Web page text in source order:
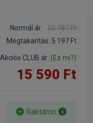
Normál ár:
20 787 Ft
Megtakarítás: 5 197 Ft
Akciós CLUB ár: (Ez mi?)
15 590 Ft
Raktáron